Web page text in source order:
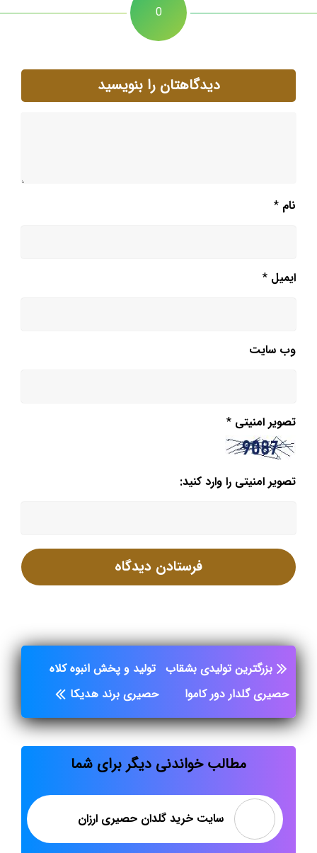
0
دیدگاهتان را بنویسید
نام *
ایمیل *
وب‌ سایت
تصویر امنیتی *
تصویر امنیتی را وارد کنید:
بزرگترین تولیدی بشقاب
حصیری گلدار دور کاموا
تولید و پخش انبوه کلاه
حصیری برند هدیکا
مطالب خواندنی دیگر برای شما
سایت خرید گلدان حصیری ارزان